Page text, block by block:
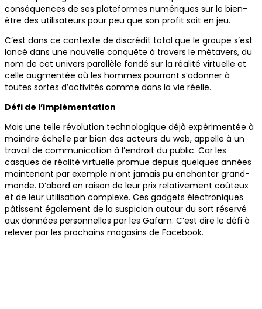
conséquences de ses plateformes numériques sur le bien-
être des utilisateurs pour peu que son profit soit en jeu.
C’est dans ce contexte de discrédit total que le groupe s’est
lancé dans une nouvelle conquête à travers le métavers, du
nom de cet univers parallèle fondé sur la réalité virtuelle et
celle augmentée où les hommes pourront s’adonner à
toutes sortes d’activités comme dans la vie réelle.
Défi de l’implémentation
Mais une telle révolution technologique déjà expérimentée à
moindre échelle par bien des acteurs du web, appelle à un
travail de communication à l’endroit du public. Car les
casques de réalité virtuelle promue depuis quelques années
maintenant par exemple n’ont jamais pu enchanter grand-
monde. D’abord en raison de leur prix relativement coûteux
et de leur utilisation complexe. Ces gadgets électroniques
pâtissent également de la suspicion autour du sort réservé
aux données personnelles par les Gafam. C’est dire le défi à
relever par les prochains magasins de Facebook.